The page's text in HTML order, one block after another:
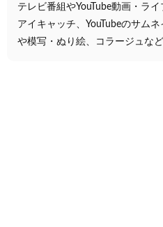
テレビ番組やYouTube動画・ラ
アイキャッチ、YouTubeのサム
や模写・ぬり絵、コラージュな